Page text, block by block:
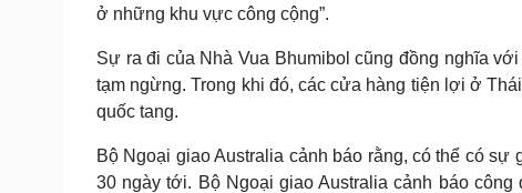
ở những khu vực công cộng”.
Sự ra đi của Nhà Vua Bhumibol cũng đồng nghĩa
tạm ngừng. Trong khi đó, các cửa hàng tiện lợi ở
quốc tang.
Bộ Ngoại giao Australia cảnh báo rằng, có thể có
30 ngày tới. Bộ Ngoại giao Australia cảnh báo